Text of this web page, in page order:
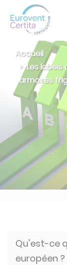
Accueil
Les
armoires
Qu'est-ce
européen ?